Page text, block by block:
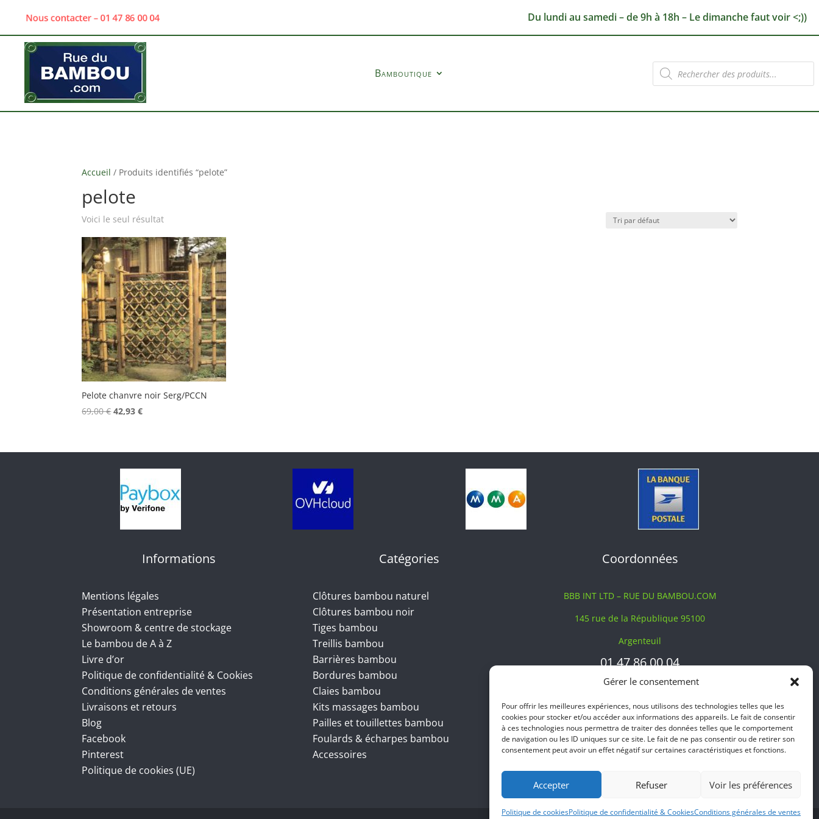
Gérer le consentement
Pour offrir les meilleures expériences, nous utilisons des technologies telles que les
cookies pour stocker et/ou accéder aux informations des appareils. Le fait de consentir
à ces technologies nous permettra de traiter des données telles que le comportement
de navigation ou les ID uniques sur ce site. Le fait de ne pas consentir ou de retirer son
consentement peut avoir un effet négatif sur certaines caractéristiques et fonctions.
Accepter Refuser Voir les préférences
Politique de cookiesPolitique de confidentialité & CookiesConditions générales de ventes
Nous contacter – 01 47 86 00 04 Du lundi au samedi – de 9h à 18h – Le dimanche faut voir <;))
Bamboutique
Recherche
de
produits
Accueil / Produits identifiés “pelote”
pelote
Voici le seul résultat
Pelote chanvre noir Serg/PCCN
69,00€Le
était :
69,00 €.
42,93€Le
est :
42,93 €.
Informations
Mentions légales
Présentation entreprise
Showroom & centre de stockage
Le bambou de A à Z
Livre d’or
Politique de confidentialité & Cookies
Conditions générales de ventes
Livraisons et retours
Blog
Facebook
Pinterest
Politique de cookies (UE)
Catégories
Clôtures bambou naturel
Clôtures bambou noir
Tiges bambou
Treillis bambou
Barrières bambou
Bordures bambou
Claies bambou
Kits massages bambou
Pailles et touillettes bambou
Foulards & écharpes bambou
Accessoires
Coordonnées
BBB INT LTD – RUE DU BAMBOU.COM
145 rue de la République 95100
Argenteuil
01 47 86 00 04
bienvenue@ruedubambou.com
Du lundi au samedi
9h – 18h
Le dimanche, faut voir <;))